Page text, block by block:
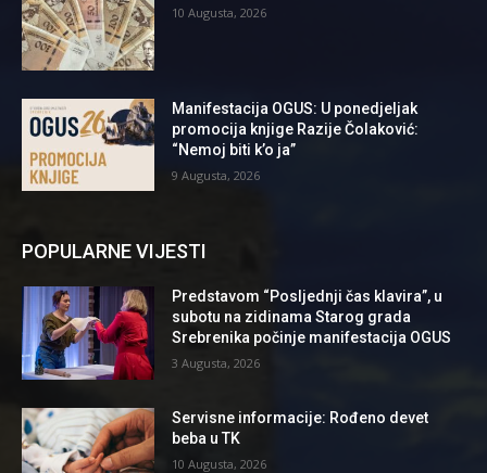
10 Augusta, 2026
Manifestacija OGUS: U ponedjeljak
promocija knjige Razije Čolaković:
“Nemoj biti k’o ja”
9 Augusta, 2026
POPULARNE VIJESTI
Predstavom “Posljednji čas klavira”, u
subotu na zidinama Starog grada
Srebrenika počinje manifestacija OGUS
3 Augusta, 2026
Servisne informacije: Rođeno devet
beba u TK
10 Augusta, 2026